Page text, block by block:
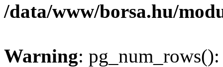
/data/www/borsa.hu/
Warning: